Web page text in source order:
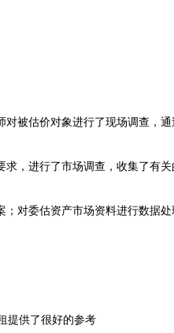
被估价对象进行了现场调查，
，进行了市场调查，收集了有
对委估资产市场资料进行数据处
提供了很好的参考